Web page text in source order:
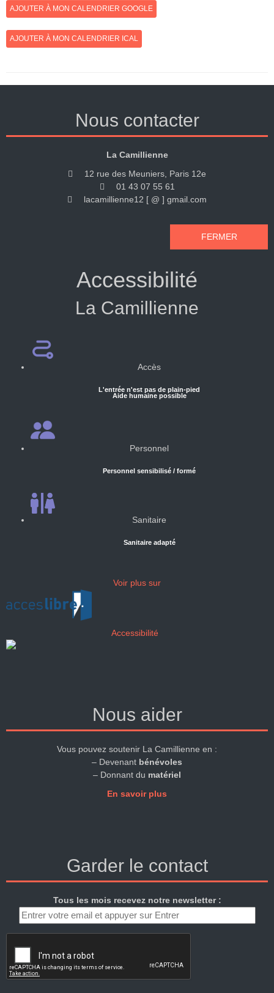
AJOUTER À MON CALENDRIER GOOGLE
AJOUTER À MON CALENDRIER ICAL
Nous contacter
La Camillienne
12 rue des Meuniers, Paris 12e
01 43 07 55 61
lacamillienne12 [ @ ] gmail.com
FERMER
Accessibilité
La Camillienne
Accès
L'entrée n'est pas de plain-pied
Aide humaine possible
Personnel
Personnel sensibilisé / formé
Sanitaire
Sanitaire adapté
Voir plus sur
Accessibilité
Nous aider
Vous pouvez soutenir La Camillienne en :
– Devenant bénévoles
– Donnant du matériel
En savoir plus
Garder le contact
Tous les mois recevez notre newsletter :